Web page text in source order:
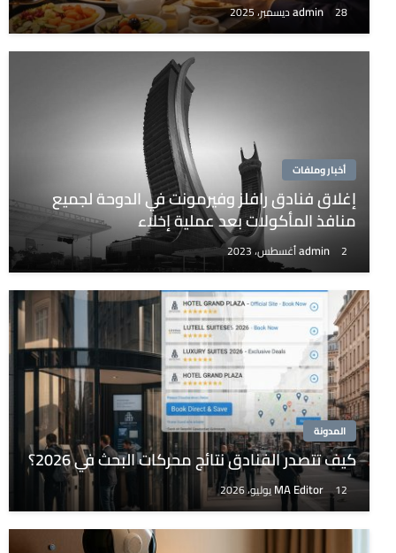
admin 28 ديسمبر، 2025
أخبار وملفات
إغلاق فنادق رافلز وفيرمونت في الدوحة لجميع
منافذ المأكولات بعد عملية إخلاء
admin 2 أغسطس، 2023
المدونة
كيف تتصدر الفنادق نتائج محركات البحث في 2026؟
MA Editor 12 يوليو، 2026